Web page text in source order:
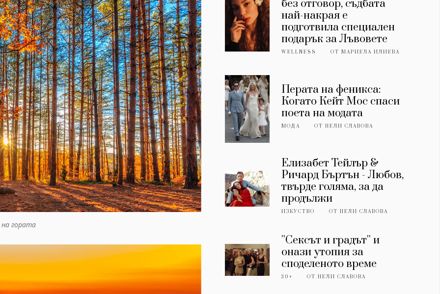
гората
без отговор, съдбата
най-накрая е
подготвила специален
подарък за Лъвовете
WELLNESS ОТМАРИЕЛА ИЛИЕВА
Перата на феникса:
Когато Кейт Мос спаси
поета на модата
МОДА ОТНЕЛИ СЛАВОВА
Елизабет Тейлър &
Ричард Бъртън - Любов,
твърде голяма, за да
продължи
ИЗКУСТВО ОТНЕЛИ СЛАВОВА
''Сексът и градът'' и
онази утопия за
споделеното време
30+ ОТНЕЛИ СЛАВОВА